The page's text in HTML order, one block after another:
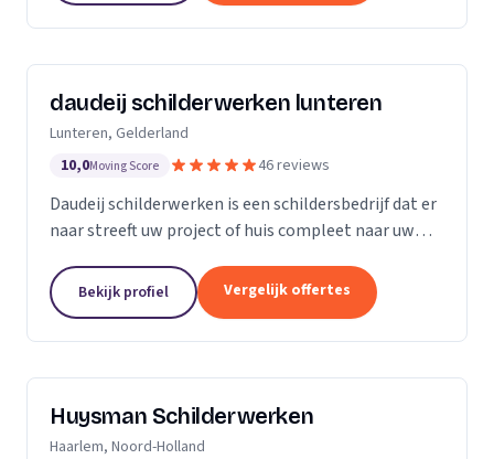
daudeij schilderwerken lunteren
Lunteren, Gelderland
10,0Moving Score 46 reviews
Daudeij schilderwerken is een schildersbedrijf dat er
naar streeft uw project of huis compleet naar uw
werken en beschikken over goede materialen die
ons...
Bekijk profiel Vergelijk offertes
Huysman Schilderwerken
Haarlem, Noord-Holland